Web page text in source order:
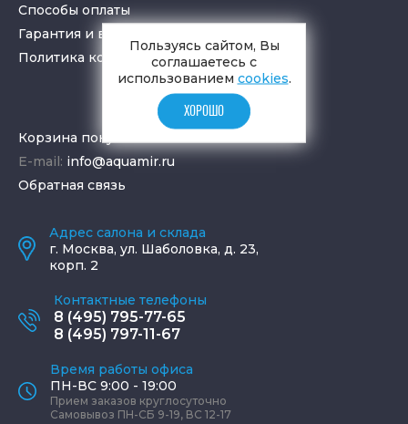
Способы оплаты
Гарантия и возврат товара
Политика конфиденциальности
Корзина покупок
E-mail: info@aquamir.ru
Обратная связь
Адрес салона и склада
г. Москва, ул. Шаболовка, д. 23,
корп. 2
Контактные телефоны
8 (495) 795-77-65
8 (495) 797-11-67
Время работы офиса
ПН-ВС 9:00 - 19:00
Прием заказов круглосуточно
Самовывоз ПН-СБ 9-19, ВС 12-17
Пользуясь сайтом, Вы
соглашаетесь с
использованием cookies.
ХОРОШО